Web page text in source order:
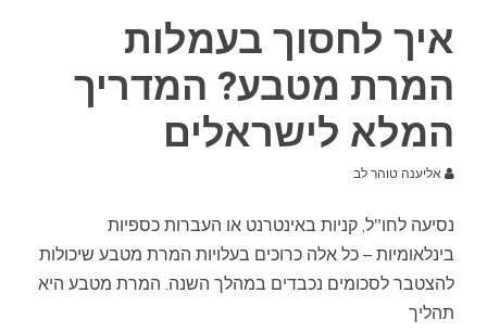
איך לחסוך בעמלות
המרת מטבע? המדריך
המלא לישראלים
אליענה טוהר לב
נסיעה לחו"ל, קניות באינטרנט או העברות כספיות
בינלאומיות – כל אלה כרוכים בעלויות המרת מטבע שיכולות
להצטבר לסכומים נכבדים במהלך השנה. המרת מטבע היא
תהליך